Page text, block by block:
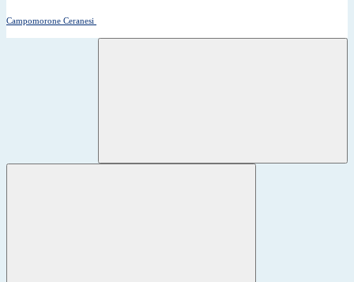
Campomorone Ceranesi